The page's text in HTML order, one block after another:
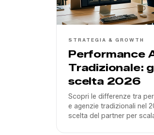
STRATEGIA & GROWTH
Performance
Tradizionale:
scelta 2026
Scopri le differenze tra
e agenzie tradizionali nel
scelta del partner per